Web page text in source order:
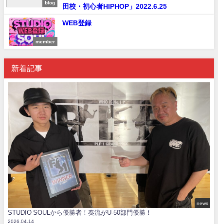
blog
田校・初心者HIPHOP」2022.6.25
member
WEB登録
新着記事
news
STUDIO SOULから優勝者！奏流がU-50部門優勝！
2026.04.14